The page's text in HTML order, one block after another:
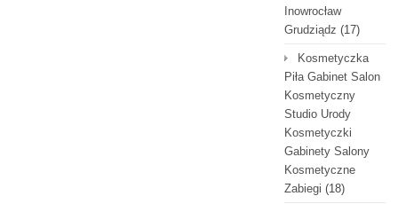
Inowrocław
Grudziądz (17)
Kosmetyczka
Piła Gabinet Salon
Kosmetyczny
Studio Urody
Kosmetyczki
Gabinety Salony
Kosmetyczne
Zabiegi (18)